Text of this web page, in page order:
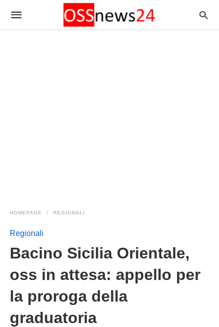
HOMEPAGE REGIONALI
Regionali
Bacino Sicilia Orientale,
oss in attesa: appello per
la proroga della
graduatoria